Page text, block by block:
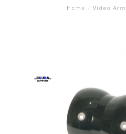
Home / Video